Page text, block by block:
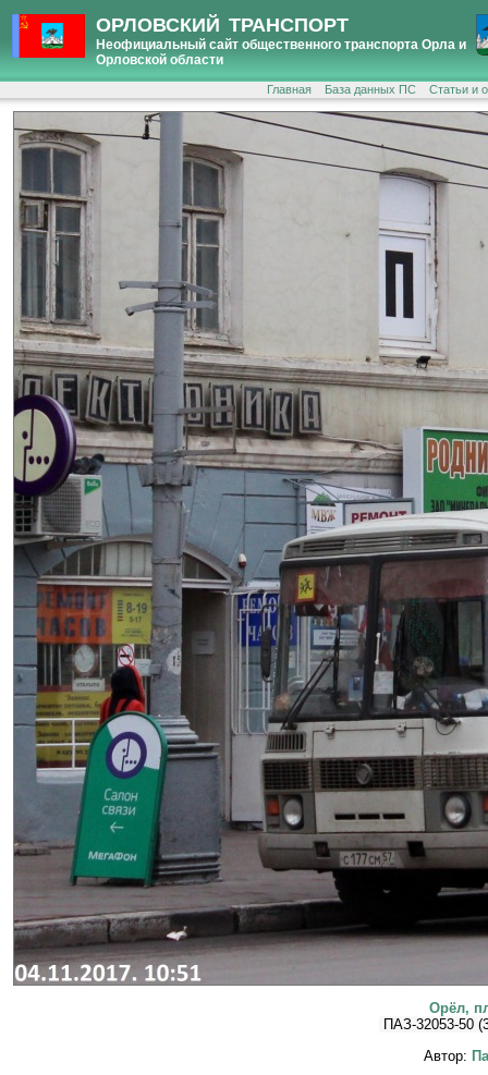
ОРЛОВСКИЙ ТРАНСПОРТ
Неофициальный сайт общественного транспорта Орла и
Орловской области
Главная База данных ПС Статьи и
Орёл,
ПАЗ-32053-50
Автор: